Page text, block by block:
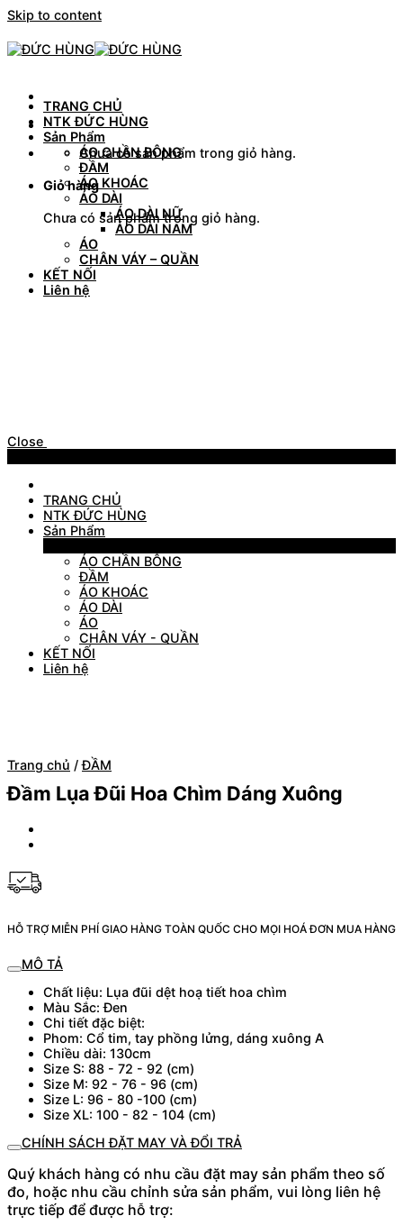
Skip to content
Chưa có sản phẩm trong giỏ hàng.
Giỏ hàng
Chưa có sản phẩm trong giỏ hàng.
TRANG CHỦ
NTK ĐỨC HÙNG
Sản Phẩm
ÁO CHẦN BÔNG
ĐẦM
ÁO KHOÁC
ÁO DÀI
ÁO DÀI NỮ
ÁO DÀI NAM
ÁO
CHÂN VÁY – QUẦN
KẾT NỐI
Liên hệ
Close
TRANG CHỦ
NTK ĐỨC HÙNG
Sản Phẩm
ÁO CHẦN BÔNG
ĐẦM
ÁO KHOÁC
ÁO DÀI
ÁO
CHÂN VÁY - QUẦN
KẾT NỐI
Liên hệ
Trang chủ / ĐẦM
Đầm Lụa Đũi Hoa Chìm Dáng Xuông
HỖ TRỢ MIỄN PHÍ GIAO HÀNG TOÀN QUỐC CHO MỌI HOÁ ĐƠN MUA HÀNG
MÔ TẢ
Chất liệu: Lụa đũi dệt hoạ tiết hoa chìm
Màu Sắc: Đen
Chi tiết đặc biệt:
Phom: Cổ tim, tay phồng lửng, dáng xuông A
Chiều dài: 130cm
Size S: 88 - 72 - 92 (cm)
Size M: 92 - 76 - 96 (cm)
Size L: 96 - 80 -100 (cm)
Size XL: 100 - 82 - 104 (cm)
CHÍNH SÁCH ĐẶT MAY VÀ ĐỔI TRẢ
Quý khách hàng có nhu cầu đặt may sản phẩm theo số
đo, hoặc nhu cầu chỉnh sửa sản phẩm, vui lòng liên hệ
trực tiếp để được hỗ trợ: